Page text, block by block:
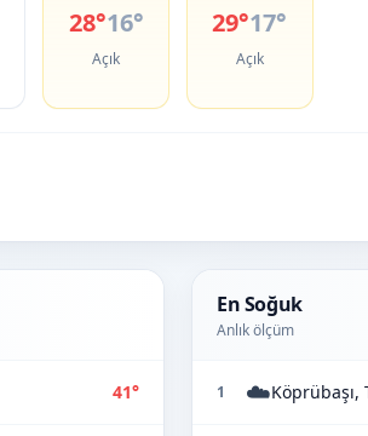
28°16°
Açık
29°17°
Açık
41°
En Soğuk
Anlık ölçüm
1 ☁️Köprübaşı,